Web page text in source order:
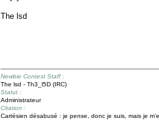
The lsd
Newbie Contest Staff :
The lsd - Th3_l5D (IRC)
Statut :
Administrateur
Citation :
Cartésien désabusé : je pense, donc je suis, mais je